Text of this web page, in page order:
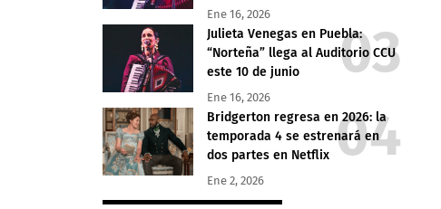
Ene 16, 2026
Julieta Venegas en Puebla:
“Norteña” llega al Auditorio CCU
este 10 de junio
Ene 16, 2026
Bridgerton regresa en 2026: la
temporada 4 se estrenará en
dos partes en Netflix
Ene 2, 2026